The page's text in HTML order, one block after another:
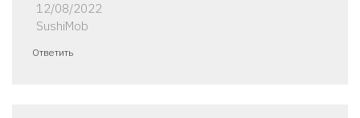
12/08/2022
SushiMob
Ответить